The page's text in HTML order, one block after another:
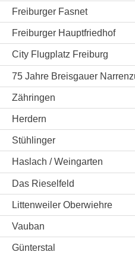
Freiburger Fasnet
Freiburger Hauptfriedhof
City Flugplatz Freiburg
75 Jahre Breisgauer
Zähringen
Herdern
Stühlinger
Haslach / Weingarten
Das Rieselfeld
Littenweiler Oberwiehre
Vauban
Günterstal